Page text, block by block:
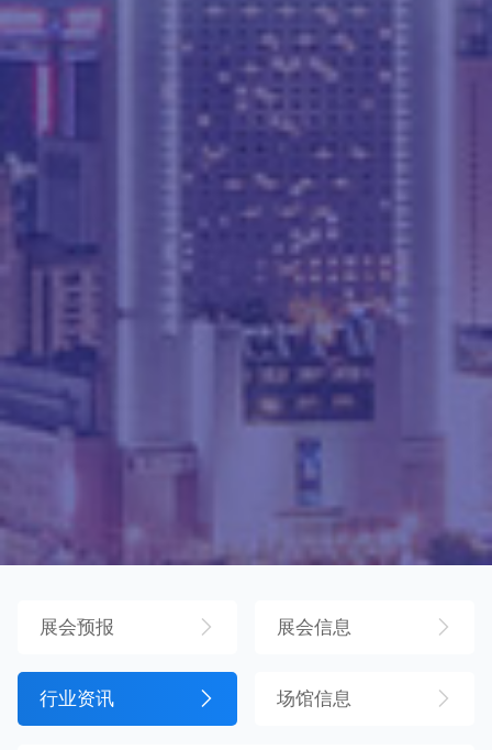
展会预报 展会信息
行业资讯 场馆信息